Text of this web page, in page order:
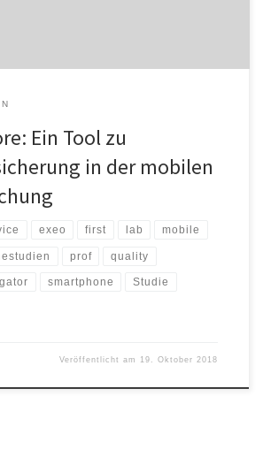
Ein Tool zu
in der mobilen
exeo first lab mobile
prof quality
smartphone Studie
Veröffentlicht am 19. Oktober 2018